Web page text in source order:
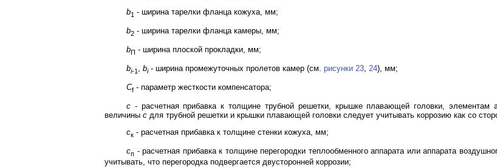
b1 - ширина тарелки фланца кожуха, мм;
b2 - ширина тарелки фланца камеры, мм;
bП - ширина плоской прокладки, мм;
bi-1 bi- ширина промежуточных пролетов камер (см. рисунки 23 24), мм;
Cf - параметр жесткости компенсатора;
c - расчетная прибавка к толщине трубной решетки, крышке плавающей головки, элементам
величины c для трубной решетки и крышки плавающей головки следует учитывать коррозию как со
cк - расчетная прибавка к толщине стенки кожуха, мм;
cп - расчетная прибавка к толщине перегородки теплообменного аппарата или аппарата
учитывать, что перегородка подвергается двусторонней коррозии;